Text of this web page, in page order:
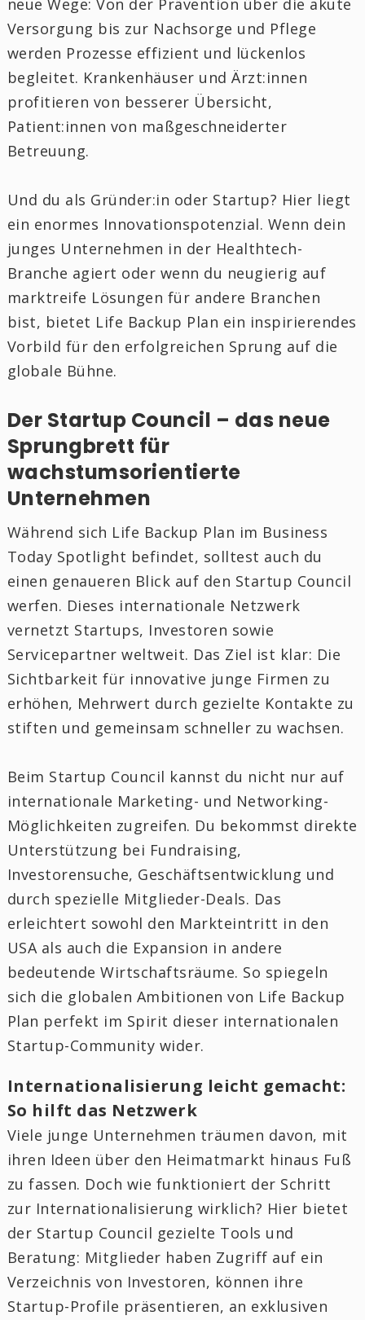
neue Wege: Von der Prävention über die akute
Versorgung bis zur Nachsorge und Pflege
werden Prozesse effizient und lückenlos
begleitet. Krankenhäuser und Ärzt:innen
profitieren von besserer Übersicht,
Patient:innen von maßgeschneiderter
Betreuung.
Und du als Gründer:in oder Startup? Hier liegt
ein enormes Innovationspotenzial. Wenn dein
junges Unternehmen in der Healthtech-
Branche agiert oder wenn du neugierig auf
marktreife Lösungen für andere Branchen
bist, bietet Life Backup Plan ein inspirierendes
Vorbild für den erfolgreichen Sprung auf die
globale Bühne.
Der Startup Council – das neue
Sprungbrett für
wachstumsorientierte
Unternehmen
Während sich Life Backup Plan im Business
Today Spotlight befindet, solltest auch du
einen genaueren Blick auf den Startup Council
werfen. Dieses internationale Netzwerk
vernetzt Startups, Investoren sowie
Servicepartner weltweit. Das Ziel ist klar: Die
Sichtbarkeit für innovative junge Firmen zu
erhöhen, Mehrwert durch gezielte Kontakte zu
stiften und gemeinsam schneller zu wachsen.
Beim Startup Council kannst du nicht nur auf
internationale Marketing- und Networking-
Möglichkeiten zugreifen. Du bekommst direkte
Unterstützung bei Fundraising,
Investorensuche, Geschäftsentwicklung und
durch spezielle Mitglieder-Deals. Das
erleichtert sowohl den Markteintritt in den
USA als auch die Expansion in andere
bedeutende Wirtschaftsräume. So spiegeln
sich die globalen Ambitionen von Life Backup
Plan perfekt im Spirit dieser internationalen
Startup-Community wider.
Internationalisierung leicht gemacht:
So hilft das Netzwerk
Viele junge Unternehmen träumen davon, mit
ihren Ideen über den Heimatmarkt hinaus Fuß
zu fassen. Doch wie funktioniert der Schritt
zur Internationalisierung wirklich? Hier bietet
der Startup Council gezielte Tools und
Beratung: Mitglieder haben Zugriff auf ein
Verzeichnis von Investoren, können ihre
Startup-Profile präsentieren, an exklusiven